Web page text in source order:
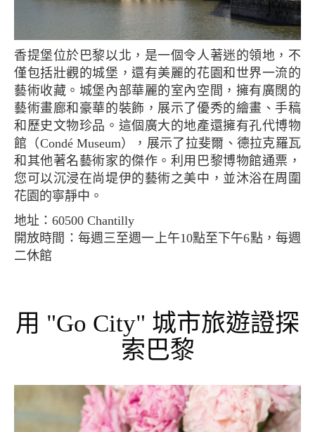
香提堡位於巴黎以北，是一個令人著迷的領地，不
僅包括壯觀的城堡，還有美麗的花園和世界一流的
藝術收藏。城堡內部華麗的室內空間，擁有廣闊的
藝術畫廊和豪華的裝飾，展示了優秀的繪畫、手稿
和歷史文物珍品。這個廣大的地產還擁有孔代博物
館（Condé Museum），展示了拉斐爾、德拉克羅瓦
和其他著名藝術家的傑作。利用巴黎博物館通票，
您可以沉浸在尚堤伊的藝術之美中，並沐浴在周圍
花園的寧靜中。
地址：60500 Chantilly
開放時間：每週三至週一上午10點至下午6點，每週
二休館
用 "Go City" 城市旅遊證探
索巴黎